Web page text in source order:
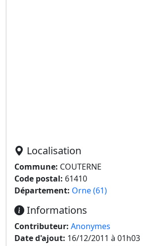
Localisation
Commune: COUTERNE
Code postal: 61410
Département: Orne (61)
Informations
Contributeur: Anonymes
Date d'ajout: 16/12/2011 à 01h03